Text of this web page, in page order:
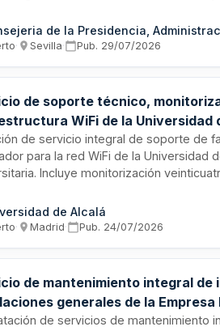
y actualización de los
para garantizar la continuidad
· Sevilla· Pub. 29/07/2026
de soporte técnico,
WiFi de la Universidad
de servicio integral de soporte de
para la red WiFi de la Universidad
Incluye monitorización
integrado y actualización tecnológica
debe elaborar protocolos de
de Alcalá
· Madrid· Pub. 24/07/2026
de mantenimiento integral de
generales de la
de servicios de mantenimiento